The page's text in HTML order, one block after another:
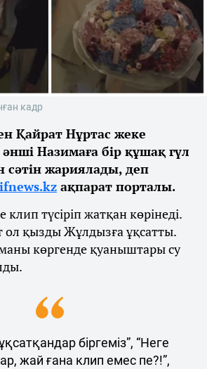
кадр
Қайрат Нұртас жеке
Назимаға бір құшақ гүл
жариялады, деп
ақпарат порталы.
клип түсіріп жатқан көрінеді.
қызды Жұлдызға ұқсатты.
көргенде қуаныштары су
біргеміз”, “Неге
жай ғана клип емес пе?!”,